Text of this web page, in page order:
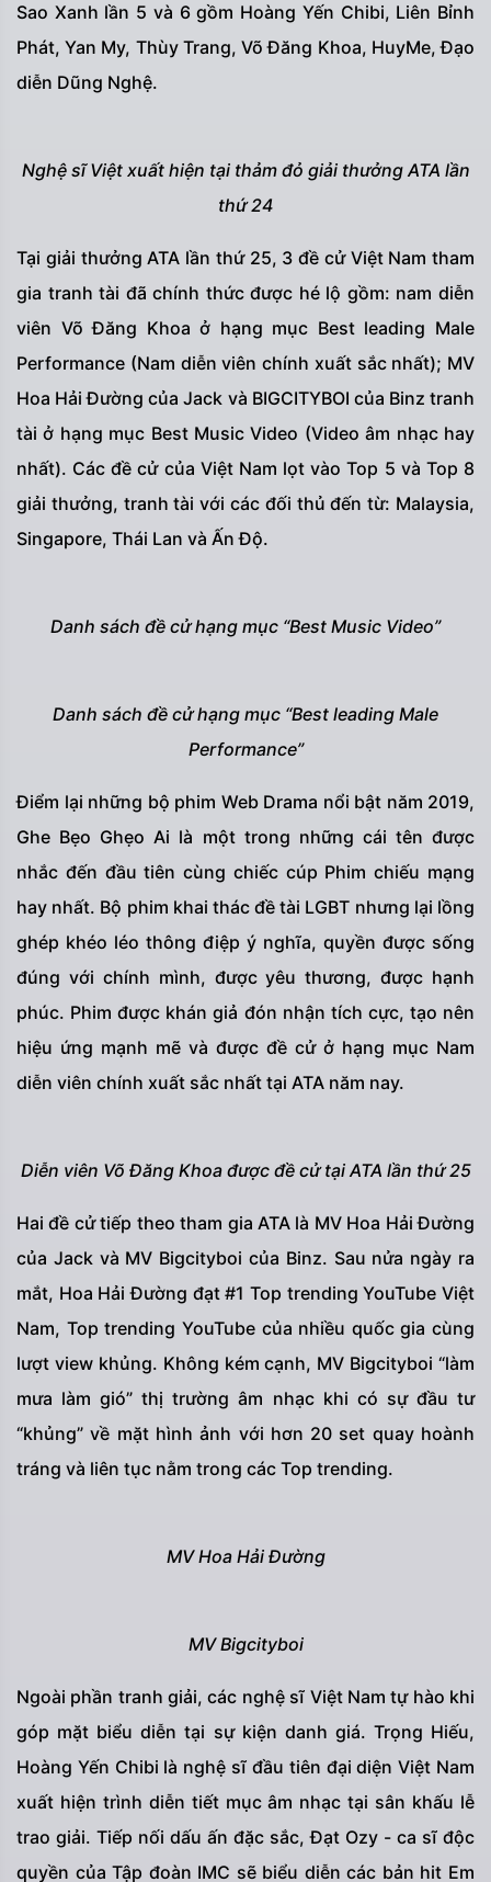
Sao Xanh lần 5 và 6 gồm Hoàng Yến Chibi, Liên Bỉnh
Phát, Yan My, Thùy Trang, Võ Đăng Khoa, HuyMe, Đạo
diễn Dũng Nghệ.
Nghệ sĩ Việt xuất hiện tại thảm đỏ giải thưởng ATA lần
thứ 24
Tại giải thưởng ATA lần thứ 25, 3 đề cử Việt Nam tham
gia tranh tài đã chính thức được hé lộ gồm: nam diễn
viên Võ Đăng Khoa ở hạng mục Best leading Male
Performance (Nam diễn viên chính xuất sắc nhất); MV
Hoa Hải Đường của Jack và BIGCITYBOI của Binz tranh
tài ở hạng mục Best Music Video (Video âm nhạc hay
nhất). Các đề cử của Việt Nam lọt vào Top 5 và Top 8
giải thưởng, tranh tài với các đối thủ đến từ: Malaysia,
Singapore, Thái Lan và Ấn Độ.
Danh sách đề cử hạng mục “Best Music Video”
Danh sách đề cử hạng mục “Best leading Male
Performance”
Điểm lại những bộ phim Web Drama nổi bật năm 2019,
Ghe Bẹo Ghẹo Ai là một trong những cái tên được
nhắc đến đầu tiên cùng chiếc cúp Phim chiếu mạng
hay nhất. Bộ phim khai thác đề tài LGBT nhưng lại lồng
ghép khéo léo thông điệp ý nghĩa, quyền được sống
đúng với chính mình, được yêu thương, được hạnh
phúc. Phim được khán giả đón nhận tích cực, tạo nên
hiệu ứng mạnh mẽ và được đề cử ở hạng mục Nam
diễn viên chính xuất sắc nhất tại ATA năm nay.
Diễn viên Võ Đăng Khoa được đề cử tại ATA lần thứ 25
Hai đề cử tiếp theo tham gia ATA là MV Hoa Hải Đường
của Jack và MV Bigcityboi của Binz. Sau nửa ngày ra
mắt, Hoa Hải Đường đạt #1 Top trending YouTube Việt
Nam, Top trending YouTube của nhiều quốc gia cùng
lượt view khủng. Không kém cạnh, MV Bigcityboi “làm
mưa làm gió” thị trường âm nhạc khi có sự đầu tư
“khủng” về mặt hình ảnh với hơn 20 set quay hoành
tráng và liên tục nằm trong các Top trending.
MV Hoa Hải Đường
MV Bigcityboi
Ngoài phần tranh giải, các nghệ sĩ Việt Nam tự hào khi
góp mặt biểu diễn tại sự kiện danh giá. Trọng Hiếu,
Hoàng Yến Chibi là nghệ sĩ đầu tiên đại diện Việt Nam
xuất hiện trình diễn tiết mục âm nhạc tại sân khấu lễ
trao giải. Tiếp nối dấu ấn đặc sắc, Đạt Ozy - ca sĩ độc
quyền của Tập đoàn IMC sẽ biểu diễn các bản hit Em